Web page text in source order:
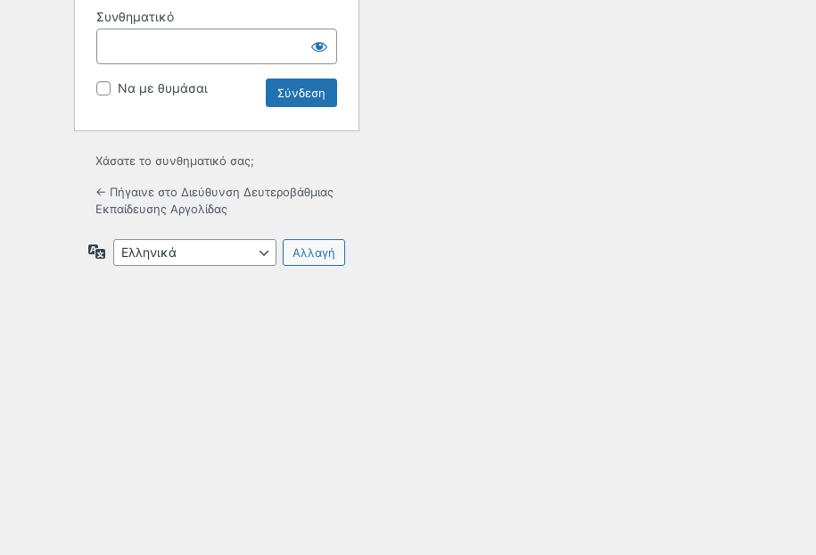
Συνθηματικό
Να με θυμάσαι
Χάσατε το συνθηματικό σας;
← Πήγαινε στο Διεύθυνση Δευτεροβάθμιας
Εκπαίδευσης Αργολίδας
Γλώσσα